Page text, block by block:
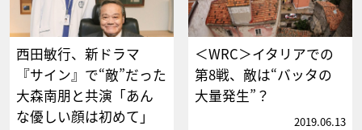
西田敏行、新ドラマ
『サイン』で“敵”だった
大森南朋と共演「あん
な優しい顔は初めて」
＜WRC＞イタリアでの
第8戦、敵は“バッタの
大量発生”？
2019.06.13